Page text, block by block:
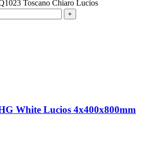
Toscano Chiaro Lucios
White Lucios 4x400x800mm